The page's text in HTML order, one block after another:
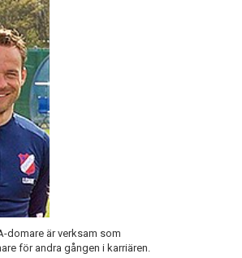
domare är verksam som
för andra gången i karriären.